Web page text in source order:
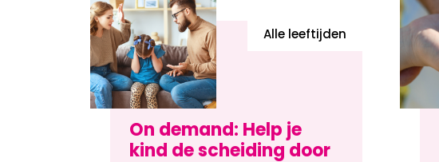
On demand: Help je
kind de scheiding door
Alle leeftijden